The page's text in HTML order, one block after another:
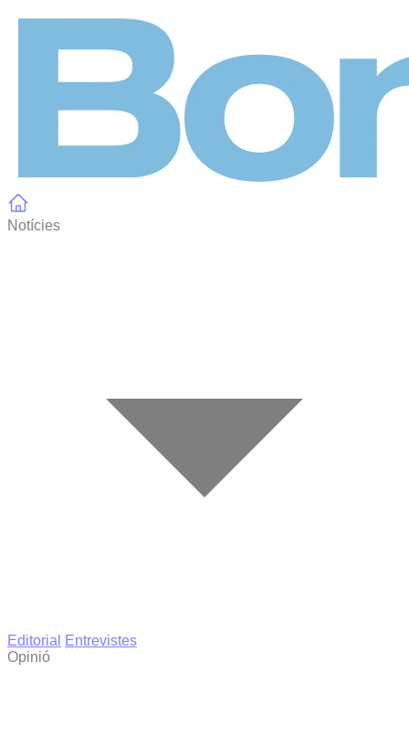
Notícies
Editorial
Entrevistes
Opinió